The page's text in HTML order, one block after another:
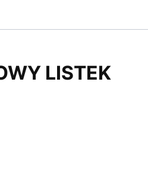
LISTEK